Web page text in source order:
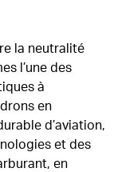
la neutralité
l’une des
à
en
d’aviation,
et des
en